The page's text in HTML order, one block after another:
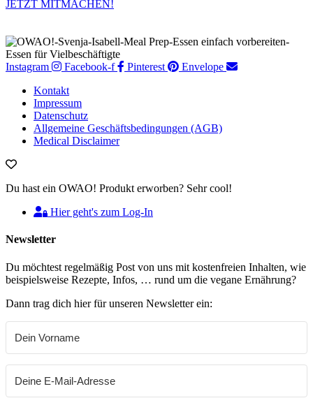
JETZT MITMACHEN!
Instagram Facebook-f Pinterest
Envelope
Kontakt
Impressum
Datenschutz
Allgemeine Geschäftsbedingungen (AGB)
Medical Disclaimer
Du hast ein OWAO! Produkt erworben? Sehr cool!
Hier geht's zum Log-In
Newsletter
Du möchtest regelmäßig Post von uns mit kostenfreien Inhalten, wie
beispielsweise Rezepte, Infos, … rund um die vegane Ernährung?
Dann trag dich hier für unseren Newsletter ein: